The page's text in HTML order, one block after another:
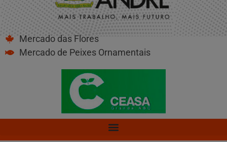
Mercado das Flores
Mercado de Peixes Ornamentais